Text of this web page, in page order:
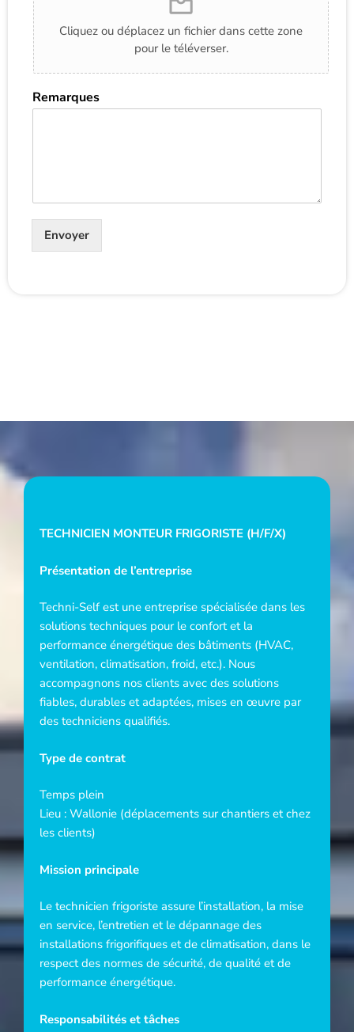
Cliquez ou déplacez un fichier dans cette zone
pour le téléverser.
Remarques
Envoyer
TECHNICIEN MONTEUR FRIGORISTE (H/F/X)
Présentation de l’entreprise
Techni-Self est une entreprise spécialisée dans les
solutions techniques pour le confort et la
performance énergétique des bâtiments (HVAC,
ventilation, climatisation, froid, etc.). Nous
accompagnons nos clients avec des solutions
fiables, durables et adaptées, mises en œuvre par
des techniciens qualifiés.
Type de contrat
Temps plein
Lieu : Wallonie (déplacements sur chantiers et chez
les clients)
Mission principale
Le technicien frigoriste assure l’installation, la mise
en service, l’entretien et le dépannage des
installations frigorifiques et de climatisation, dans le
respect des normes de sécurité, de qualité et de
performance énergétique.
Responsabilités et tâches